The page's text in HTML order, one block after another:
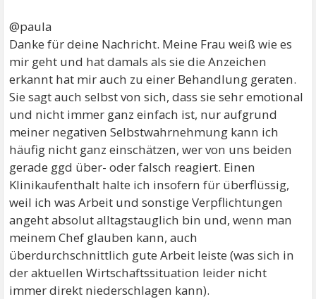
@paula
Danke für deine Nachricht. Meine Frau weiß wie es
mir geht und hat damals als sie die Anzeichen
erkannt hat mir auch zu einer Behandlung geraten.
Sie sagt auch selbst von sich, dass sie sehr emotional
und nicht immer ganz einfach ist, nur aufgrund
meiner negativen Selbstwahrnehmung kann ich
häufig nicht ganz einschätzen, wer von uns beiden
gerade ggd über- oder falsch reagiert. Einen
Klinikaufenthalt halte ich insofern für überflüssig,
weil ich was Arbeit und sonstige Verpflichtungen
angeht absolut alltagstauglich bin und, wenn man
meinem Chef glauben kann, auch
überdurchschnittlich gute Arbeit leiste (was sich in
der aktuellen Wirtschaftssituation leider nicht
immer direkt niederschlagen kann).